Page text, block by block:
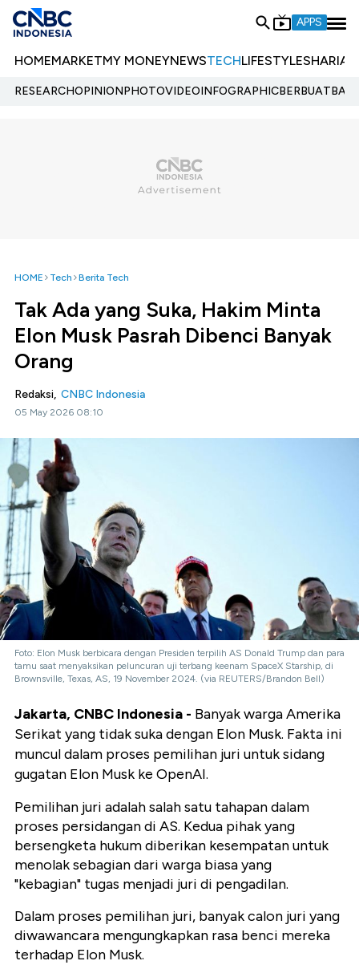
APPS
HOMEMARKETMY MONEYNEWSTECHLIFESTYLESHARIA
RESEARCHOPINIONPHOTOVIDEOINFOGRAPHIC
HOME Tech Berita Tech
Tak Ada yang Suka, Hakim Minta
Elon Musk Pasrah Dibenci Banyak
Orang
Redaksi, CNBC Indonesia
05 May 2026 08:10
Foto: Elon Musk berbicara dengan Presiden terpilih AS Donald Trump dan para
tamu saat menyaksikan peluncuran uji terbang keenam SpaceX Starship, di
Brownsville, Texas, AS, 19 November 2024. (via REUTERS/Brandon Bell)
Jakarta, CNBC Indonesia - Banyak warga Amerika
Serikat yang tidak suka dengan Elon Musk. Fakta ini
muncul dalam proses pemilihan juri untuk sidang
gugatan Elon Musk ke OpenAI.
Pemilihan juri adalah salah satu tahapan dalam
proses persidangan di AS. Kedua pihak yang
bersengketa hukum diberikan kesempatan untuk
menolak sebagian dari warga biasa yang
"kebagian" tugas menjadi juri di pengadilan.
Dalam proses pemilihan juri, banyak calon juri yang
diwawancara mengungkapkan rasa benci mereka
terhadap Elon Musk.